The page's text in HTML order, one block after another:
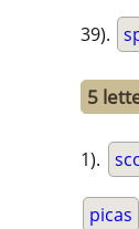
39).
5
1).
picas